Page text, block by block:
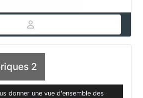
2
donner une vue d'ensemble des